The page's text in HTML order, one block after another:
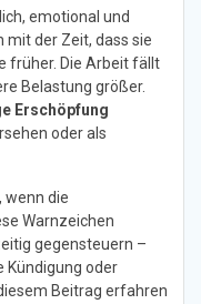
emotional und
der Zeit, dass sie
früher. Die Arbeit fällt
Belastung größer.
Erschöpfung
oder als
wenn die
Warnzeichen
gegensteuern –
Kündigung oder
Beitrag erfahren